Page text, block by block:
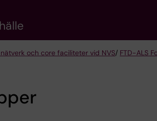
och core faciliteter vid NVS/ FTD-ALS